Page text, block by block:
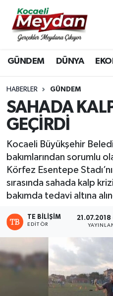
GÜNDEM DÜNYA
HABERLER GÜNDEM
SAHADA
GEÇİRDİ
Kocaeli Büyükşehir
bakımlarından sorumlu
Körfez Esentepe Stadı’nın
sırasında sahada kalp
bakımda tedavi altına
TE BILIŞIM
EDITÖR
21.07.2018
Nöbetçi Eczaneler
Hava Durumu
Trafik Durumu
Süper Lig Puan
Haber Arşivi